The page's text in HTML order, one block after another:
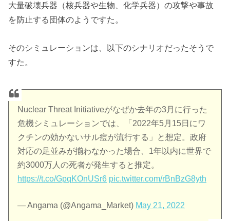
大量破壊兵器（核兵器や生物、化学兵器）の攻撃や事故
を防止する団体のようですた。
そのシミュレーションは、以下のシナリオだったそうで
すた。
Nuclear Threat Initiativeがなぜか去年の3月に行った
危機シミュレーションでは、「2022年5月15日にワ
クチンの効かないサル痘が流行する」と想定。政府
対応の足並みが揃わなかった場合、1年以内に世界で
約3000万人の死者が発生すると推定。
https://t.co/GpqKOnUSr6 pic.twitter.com/rBnBzG8yth
— Angama (@Angama_Market) May 21, 2022